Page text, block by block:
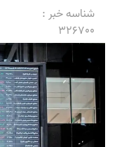
شناسه خبر :
326700